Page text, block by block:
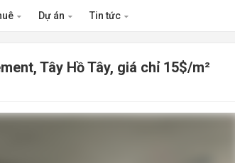
Dự án Tin tức
Tây Hồ Tây, giá chỉ 15$/m²